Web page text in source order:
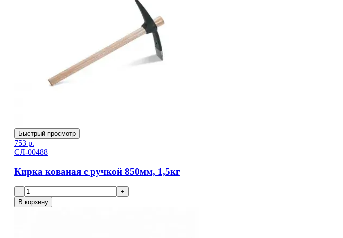
Быстрый просмотр
753 р.
СЛ-00488
Кирка кованая с ручкой 850мм, 1,5кг
-
+
В корзину